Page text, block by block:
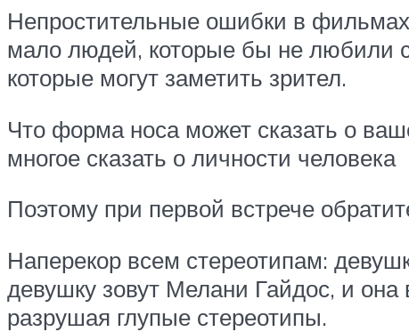
Непростительные ошибки в
мало людей, которые бы не любили
которые могут заметить зрител.
Что форма носа может сказать о
многое сказать о личности человека
Поэтому при первой встрече
Наперекор всем стереотипам:
девушку зовут Мелани Гайдос, и
разрушая глупые стереотипы.